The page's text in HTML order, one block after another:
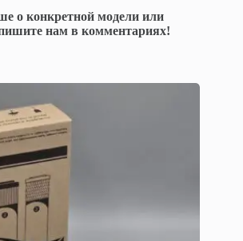
о конкретной модели или
нам в комментариях!